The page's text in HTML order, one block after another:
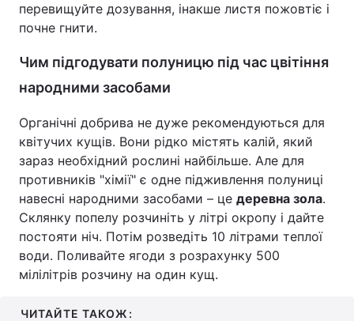
перевищуйте дозування, інакше листя пожовтіє і
почне гнити.
Чим підгодувати полуницю під час цвітіння
народними засобами
Органічні добрива не дуже рекомендуються для
квітучих кущів. Вони рідко містять калій, який
зараз необхідний рослині найбільше. Але для
противників "хімії" є одне підживлення полуниці
навесні народними засобами – це деревна зола.
Склянку попелу розчиніть у літрі окропу і дайте
постояти ніч. Потім розведіть 10 літрами теплої
води. Поливайте ягоди з розрахунку 500
мілілітрів розчину на один кущ.
ЧИТАЙТЕ ТАКОЖ: